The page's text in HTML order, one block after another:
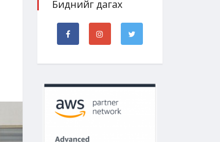
Биднийг дагах